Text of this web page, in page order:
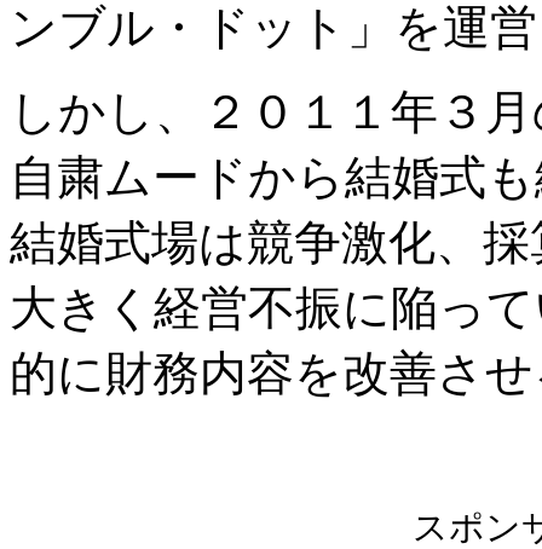
ンブル・ドット」を運
しかし、２０１１年３
自粛ムードから結婚式
結婚式場は競争激化、
大きく経営不振に陥っ
的に財務内容を改善さ
スポン